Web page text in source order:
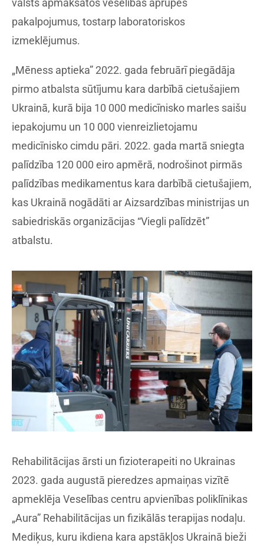
valsts apmaksātos veselības aprūpes
pakalpojumus, tostarp laboratoriskos
izmeklējumus.
„Mēness aptieka” 2022. gada februārī piegādāja
pirmo atbalsta sūtījumu kara darbībā cietušajiem
Ukrainā, kurā bija 10 000 medicīnisko marles saišu
iepakojumu un 10 000 vienreizlietojamu
medicīnisko cimdu pāri. 2022. gada martā sniegta
palīdzība 120 000 eiro apmērā, nodrošinot pirmās
palīdzības medikamentus kara darbībā cietušajiem,
kas Ukrainā nogādāti ar Aizsardzības ministrijas un
sabiedriskās organizācijas “Viegli palīdzēt”
atbalstu.
Rehabilitācijas ārsti un fizioterapeiti no Ukrainas
2023. gada augustā pieredzes apmaiņas vizītē
apmeklēja Veselības centru apvienības poliklīnikas
„Aura” Rehabilitācijas un fizikālās terapijas nodaļu.
Mediķus, kuru ikdiena kara apstākļos Ukrainā bieži